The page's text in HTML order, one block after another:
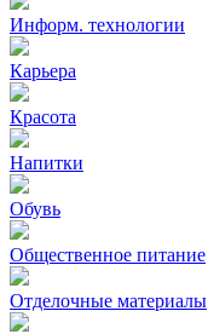
Информ. технологии
Карьера
Красота
Напитки
Обувь
Общественное питание
Отделочные материалы